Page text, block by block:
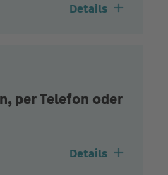
Details
per Telefon oder
Details